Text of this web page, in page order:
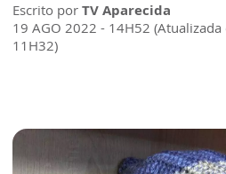
Escrito por TV Aparecida
19 AGO 2022 - 14H52
11H32)